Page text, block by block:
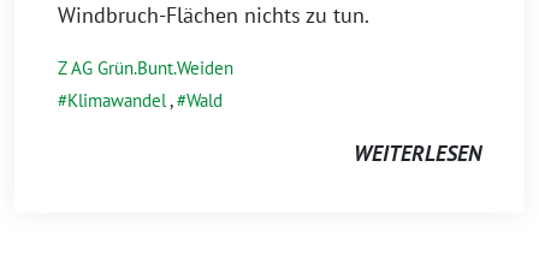
Windbruch-Flächen nichts zu tun.
Z AG Grün.Bunt.Weiden
Klimawandel, Wald
WEITERLESEN